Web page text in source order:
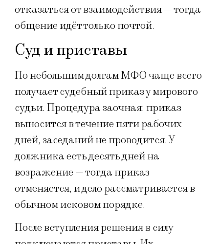
отказаться от взаимодействия — тогда
общение идёт только почтой.
Суд и приставы
По небольшим долгам МФО чаще всего
получает судебный приказ у мирового
судьи. Процедура заочная: приказ
выносится в течение пяти рабочих
дней, заседаний не проводится. У
должника есть десять дней на
возражение — тогда приказ
отменяется, и дело рассматривается в
обычном исковом порядке.
После вступления решения в силу